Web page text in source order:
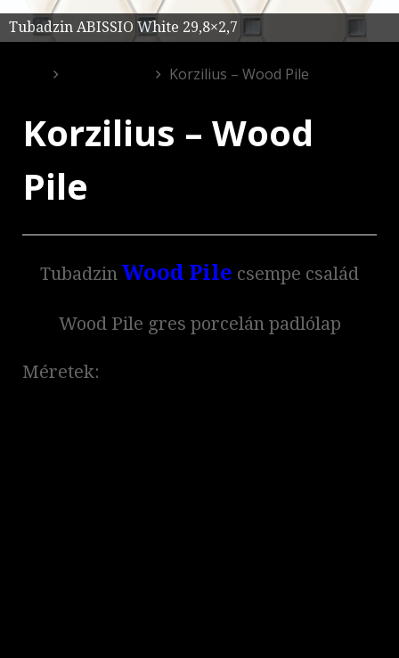
Tubadzin ABISSIO White 29,8×2,7
Korzilius – Wood Pile
Korzilius – Wood
Pile
Tubadzin Wood Pile csempe család
Wood Pile gres porcelán padlólap
Méretek: